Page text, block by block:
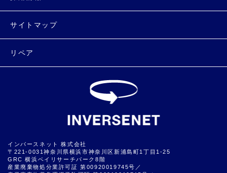
サイトマップ
リペア
インバースネット 株式会社
〒221-0031神奈川県横浜市神奈川区新浦島町1丁目1-25
GRC 横浜ベイリサーチパーク8階
産業廃棄物処分業許可証 第00920019745号／